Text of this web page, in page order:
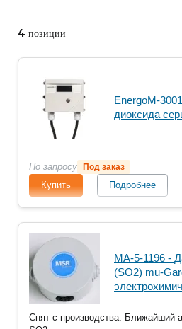
4 позиции
EnergoM-
диоксида
По запросу Под заказ
Купить Подробнее
MA-5-1196 -
(SO2) mu-
Снят с производства. Ближайший